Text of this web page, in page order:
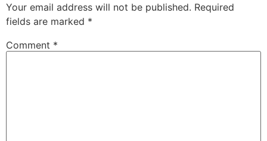
Your email address will not be published. Required
fields are marked *
Comment *